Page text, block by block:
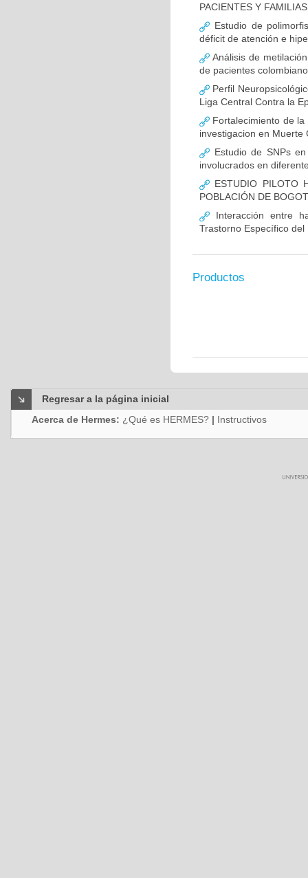
PACIENTES Y
Estudio de
déficit de atención e
Análisis de
de pacientes
Perfil
Liga Central Contra la
Fortalecimiento de la
investigacion en Muerte
Estudio de SNPs
involucrados en
ESTUDIO PILOTO
POBLACIÓN DE
Interacción entre
Trastorno Específico del
Productos
Regresar a la página inicial
Acerca de Hermes: ¿Qué es HERMES? | Instructivos